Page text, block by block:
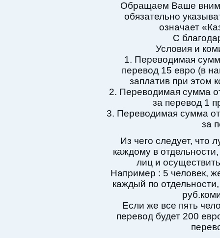
Обращаем Ваше
обязательно
означает
С
Условия и
1. Переводимая
перевод 15 евро (в
заплатив при этом
2. Переводимая сумма
за перевод 1
3. Переводимая сумма
за
Из чего следует, что
каждому в
лиц и
Например : 5 человек,
каждый по
Если же все пять
перевод будет 200